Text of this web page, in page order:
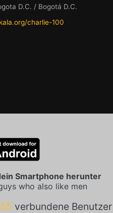
D.C. / Bogotá D.C.
charlie-100
Smartphone herunter
who also like men
verbundene Benutzer